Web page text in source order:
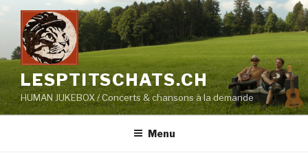
contenu
principal
LESPTITSCHATS.CH
HUMAN JUKEBOX / Concerts & chansons à la demande
Menu